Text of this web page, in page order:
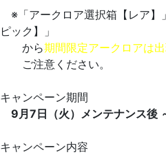
※「アークロア選択箱【レア】
ピック】」
から期間限定アークロアは出
ご注意ください。
キャンペーン期間
9月7日（火）メンテナンス後
キャンペーン内容